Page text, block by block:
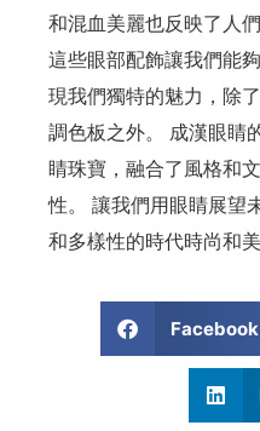
和混血美麗也反映了人
這些眼部配飾讓我們能
現我們獨特的魅力，除
調色板之外。 成漢眼睛
睛珠寶，融合了風格和
性。 讓我們用眼睛展望
和多樣性的時代時尚和
Facebook